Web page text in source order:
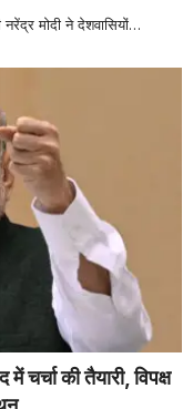
मोदी ने देशवासियों…
की तैयारी, विपक्ष